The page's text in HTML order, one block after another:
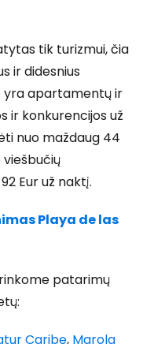
tik turizmui, čia
ir didesnius
yra apartamentų ir
ir konkurencijos už
nuo maždaug 44
Eur už naktį.
Playa de las
patarimų
Caribe, Marola